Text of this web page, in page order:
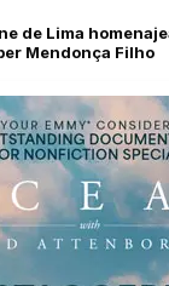
de Lima
Mendonça Filho